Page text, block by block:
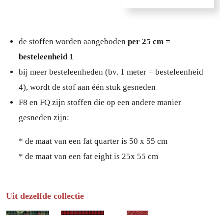
de stoffen worden aangeboden per 25 cm =
besteleenheid 1
bij meer besteleenheden (bv. 1 meter = besteleenheid
4), wordt de stof aan één stuk gesneden
F8 en FQ zijn stoffen die op een andere manier
gesneden zijn:
* de maat van een fat quarter is 50 x 55 cm
* de maat van een fat eight is 25x 55 cm
Uit dezelfde collectie